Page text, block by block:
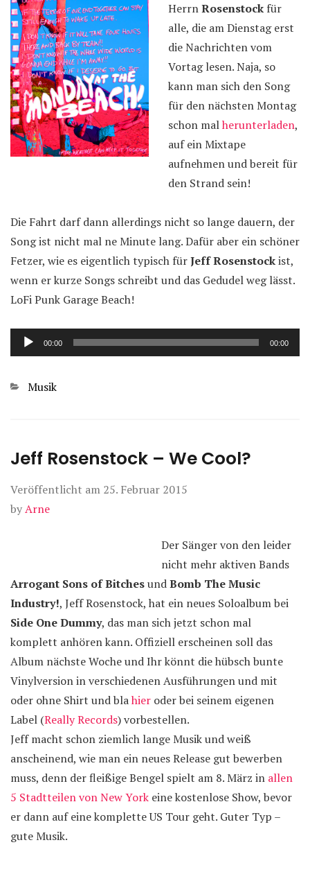
HerrnRosenstock für
alle, die am Dienstag erst
die Nachrichten vom
Vortag lesen. Naja, so
kann man sich den Song
für den nächsten Montag
schon malherunterladen,
auf ein Mixtape
aufnehmen und bereit für
den Strand sein!
Die Fahrt darf dann allerdings nicht so lange dauern, der
Song ist nicht mal ne Minute lang. Dafür aber ein schöner
Fetzer, wie es eigentlich typisch fürJeff Rosenstockist,
wenn er kurze Songs schreibt und das Gedudel weg lässt.
LoFi Punk Garage Beach!
Audio-
Player
00:00 00:00
Kategorien
Musik
Jeff Rosenstock – We Cool?
Veröffentlicht am 25. Februar 2015
byArne
Der Sänger von den leider
nicht mehr aktiven Bands
Arrogant Sons of BitchesundBomb The Music
Industry!, Jeff Rosenstock, hat ein neues Soloalbum bei
Side One Dummy, das man sich jetzt schon mal
komplett anhören kann. Offiziell erscheinen soll das
Album nächste Woche und Ihr könnt die hübsch bunte
Vinylversion in verschiedenen Ausführungen und mit
oder ohne Shirt und blahier oder bei seinem eigenen
Label (Really Records) vorbestellen.
Jeff macht schon ziemlich lange Musik und weiß
anscheinend, wie man ein neues Release gut bewerben
muss, denn der fleißige Bengel spielt am 8. März in allen
5 Stadtteilen von New York eine kostenlose Show, bevor
er dann auf eine komplette US Tour geht. Guter Typ –
gute Musik.